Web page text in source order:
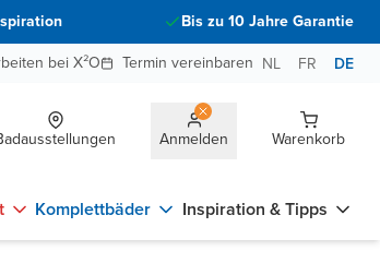
Bis zu 10 Jahre Garantie
bei X²O Termin vereinbaren NL FR DE
Anmelden Warenkorb
Komplettbäder Inspiration & Tipps